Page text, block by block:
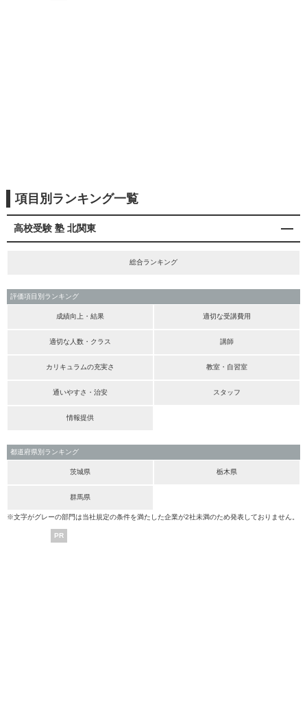
項目別ランキング一覧
高校受験 塾 北関東
総合ランキング
評価項目別ランキング
成績向上・結果 適切な受講費用
適切な人数・クラス 講師
カリキュラムの充実さ 教室・自習室
通いやすさ・治安 スタッフ
情報提供
都道府県別ランキング
茨城県 栃木県
群馬県
※文字がグレーの部門は当社規定の条件を満たした企業が2社未満のため発表しておりません。
PR